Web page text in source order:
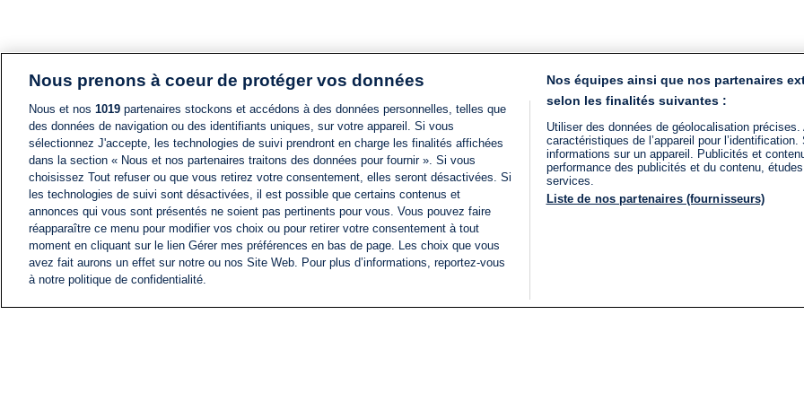
Nous prenons à coeur de protéger vos données
Nous et nos 1019 partenaires stockons et accédons à des données personnelles, telles que
des données de navigation ou des identifiants uniques, sur votre appareil. Si vous
sélectionnez J'accepte, les technologies de suivi prendront en charge les finalités affichées
dans la section « Nous et nos partenaires traitons des données pour fournir ». Si vous
choisissez Tout refuser ou que vous retirez votre consentement, elles seront désactivées. Si
les technologies de suivi sont désactivées, il est possible que certains contenus et
annonces qui vous sont présentés ne soient pas pertinents pour vous. Vous pouvez faire
réapparaître ce menu pour modifier vos choix ou pour retirer votre consentement à tout
moment en cliquant sur le lien Gérer mes préférences en bas de page. Les choix que vous
avez fait aurons un effet sur notre ou nos Site Web. Pour plus d’informations, reportez-vous
à notre politique de confidentialité.
Nos équipes ainsi que nos partenaires
selon les finalités suivantes :
Utiliser des données de géolocalisation
caractéristiques de l’appareil pour
informations sur un appareil. Publicités et
performance des publicités et du contenu,
services.
Liste de nos partenaires (fournisseurs)